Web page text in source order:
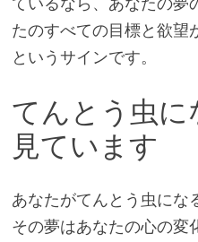
たのすべての目標と欲望
というサインです。
てんとう虫
見ています
あなたがてんとう虫にな
その夢はあなたの心の変